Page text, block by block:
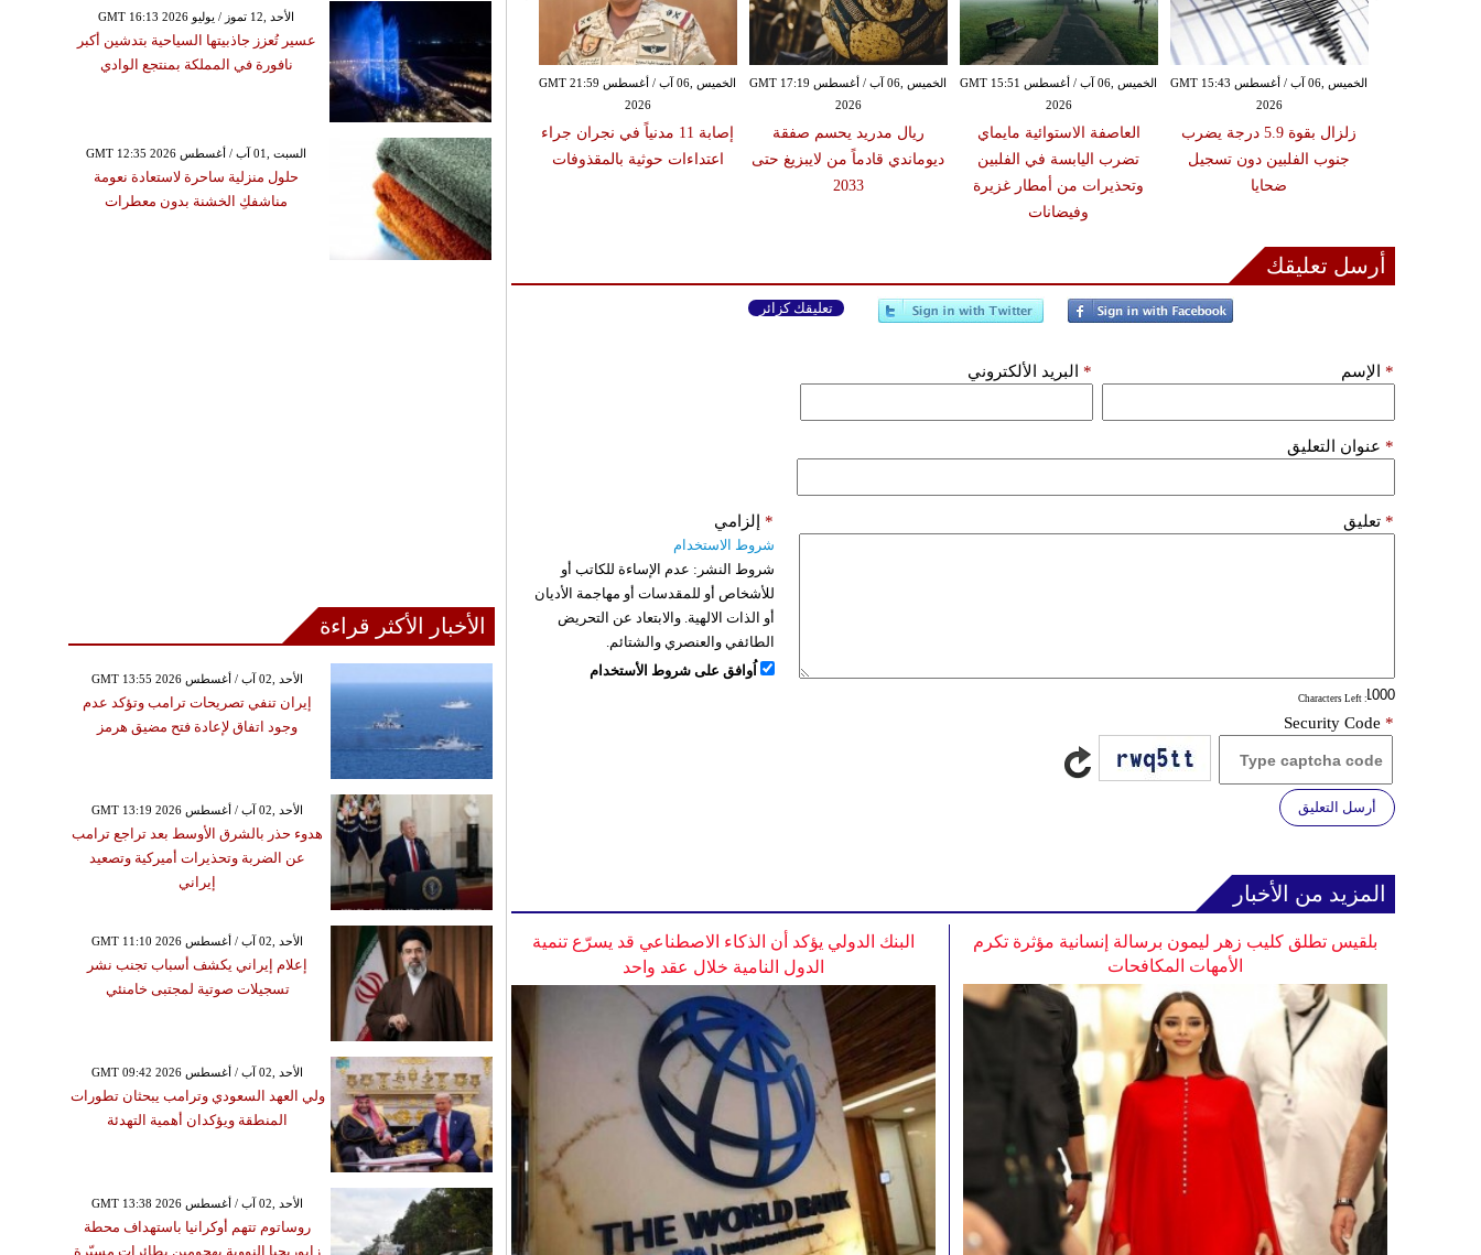
الخميس ,06 آب / أغسطس GMT 21:59
2026
إصابة 11 مدنياً في نجران جراء
اعتداءات حوثية بالمقذوفات
الخميس ,06 آب / أغسطس GMT 17:19
2026
ريال مدريد يحسم صفقة
ديوماندي قادماً من لايبزيغ حتى
2033
الخميس ,06 آب / أغسطس GMT 15:51
2026
العاصفة الاستوائية مايماي
تضرب اليابسة في الفلبين
وتحذيرات من أمطار غزيرة
وفيضانات
الخميس ,06 آب / أغسطس GMT 15:43
2026
زلزال بقوة 5.9 درجة يضرب
جنوب الفلبين دون تسجيل
ضحايا
أرسل تعليقك
تعليقك كزائر
الإسم * البريد الألكتروني *
عنوان التعليق *
تعليق *
: Characters Left
إلزامي *
شروط الاستخدام
شروط النشر: عدم الإساءة للكاتب أو
للأشخاص أو للمقدسات أو مهاجمة الأديان
أو الذات الالهية. والابتعاد عن التحريض
الطائفي والعنصري والشتائم.
اُوافق على شروط الأستخدام
Security Code *
أرسل التعليق
المزيد من الأخبار
البنك الدولي يؤكد أن الذكاء الاصطناعي قد يسرّع تنمية
الدول النامية خلال عقد واحد
بلقيس تطلق كليب زهر ليمون برسالة إنسانية مؤثرة تكرم
الأمهات المكافحات
GMT 16:13 2026 الأحد ,12 تموز / يوليو
عسير تُعزز جاذبيتها السياحية بتدشين أكبر
نافورة في المملكة بمنتجع الوادي
GMT 12:35 2026 السبت ,01 آب / أغسطس
حلول منزلية ساحرة لاستعادة نعومة
مناشفكِ الخشنة بدون معطرات
الأخبار الأكثر قراءة
GMT 13:55 2026 الأحد ,02 آب / أغسطس
إيران تنفي تصريحات ترامب وتؤكد عدم
وجود اتفاق لإعادة فتح مضيق هرمز
GMT 13:19 2026 الأحد ,02 آب / أغسطس
هدوء حذر بالشرق الأوسط بعد تراجع ترامب
عن الضربة وتحذيرات أميركية وتصعيد
إيراني
GMT 11:10 2026 الأحد ,02 آب / أغسطس
إعلام إيراني يكشف أسباب تجنب نشر
تسجيلات صوتية لمجتبى خامنئي
GMT 09:42 2026 الأحد ,02 آب / أغسطس
ولي العهد السعودي وترامب يبحثان تطورات
المنطقة ويؤكدان أهمية التهدئة
GMT 13:38 2026 الأحد ,02 آب / أغسطس
روساتوم تتهم أوكرانيا باستهداف محطة
زابوريجيا النووية بهجومين بطائرات مسيّرة